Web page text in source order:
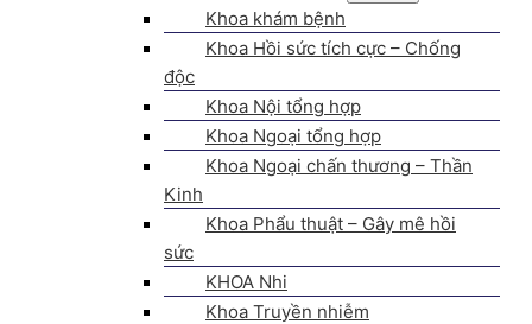
Khoa khám bệnh
Khoa Hồi sức tích cực – Chống
độc
Khoa Nội tổng hợp
Khoa Ngoại tổng hợp
Khoa Ngoại chấn thương – Thần
Kinh
Khoa Phẩu thuật – Gây mê hồi
sức
KHOA Nhi
Khoa Truyền nhiễm